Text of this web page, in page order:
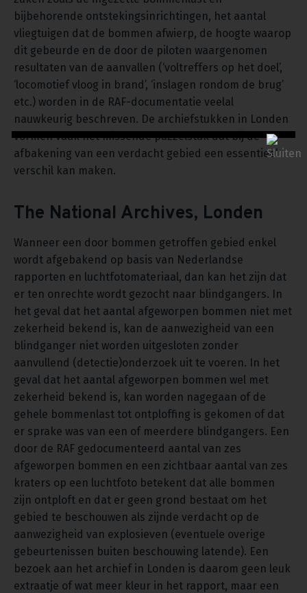
bijbehorende ontstekingsinrichtingen, het aantal
vliegtuigen dat de bommen afwierp, de hoogte waarop
dit gebeurde en de door de piloten waargenomen
resultaten van de aanvallen (‘voltreffers op het doel’,
‘locomotief vloog in brand’, ‘inslagen rondom de brug’
etc.) worden in de RAF-documentatie veelal
nauwkeurig beschreven. De archiefstukken in Londen
vormen vaak het missende puzzelstuk dat bij de
afbakening van een verdacht gebied een essentieel
verschil kan maken.
The National Archives, Londen
Wanneer een door bommen getroffen gebied enkel
wordt afgebakend op basis van Nederlandse
rapporten en luchtfotomateriaal, dan kan het zijn dat
er ten onrechte wordt gezocht naar blindgangers. In
het geval dat het aantal afgeworpen bommen niet met
zekerheid bekend is, kan de aanwezigheid van een
blindganger niet worden uitgesloten zonder
aanvullend (detectie)onderzoek uit te voeren. In het
geval dat het aantal afgeworpen bommen wel met
zekerheid bekend is, kan worden nagegaan of de
gehele bommenlast tot ontploffing is gekomen of dat
er sprake was van een of meerdere blindgangers. Een
door de RAF gedocumenteerd aantal van zes
afgeworpen bommen en een zichtbaar aantal van zes
kraters op een luchtfoto betekent dat alle bommen
zijn ontploft en dat er geen grond bestaat om het
gebied te beschouwen als zijnde verdacht op de
aanwezigheid van explosieven (eventuele overige
gebeurtenissen buiten beschouwing latende). Een
bezoek aan het archief in Londen is daarom geen leuk
extraatje of wat meer kleur in het rapport, maar een